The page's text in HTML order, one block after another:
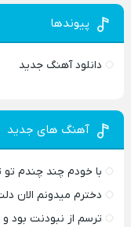
پیوندها
دانلود آهنگ جدید
آهنگ های جدید
با خودم چند چندم تو
دخترم میدونم الان
ترسم از نبودنت بود